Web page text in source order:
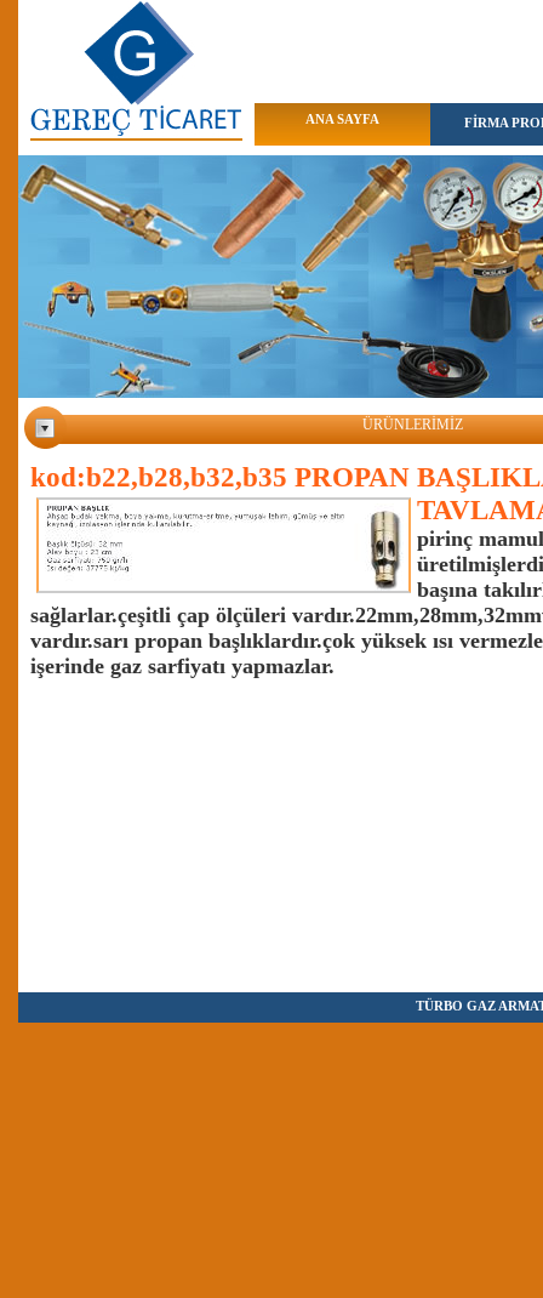
ANA SAYFA FİRMA
ÜRÜNLERİMİZ
kod:b22,b28,b32,b35 PROPAN
pirinç
başına
sağlarlar.çeşitli çap ölçüleri
vardır.sarı propan başlıklardır.çok yüksek ısı
işerinde gaz sarfiyatı yapmazlar.
TÜRBO GAZ